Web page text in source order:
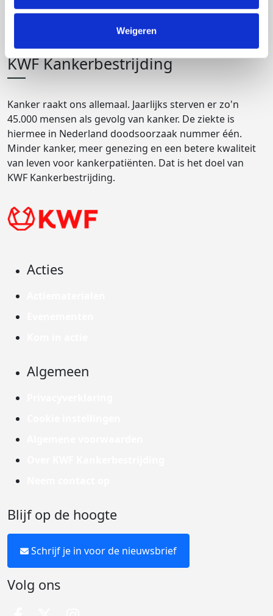
Weigeren
KWF Kankerbestrijding
Kanker raakt ons allemaal. Jaarlijks sterven er zo'n
45.000 mensen als gevolg van kanker. De ziekte is
hiermee in Nederland doodsoorzaak nummer één.
Minder kanker, meer genezing en een betere kwaliteit
van leven voor kankerpatiënten. Dat is het doel van
KWF Kankerbestrijding.
Acties
Algemeen
Blijf op de hoogte
Schrijf je in voor de nieuwsbrief
Volg ons